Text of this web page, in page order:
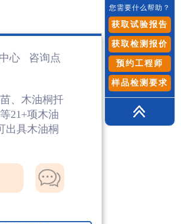
中心 咨询点
、木油桐扦
21+项木油
出具木油桐
您需要什么帮助？
获取试验报告
获取检测报价
预约工程师
样品检测要求